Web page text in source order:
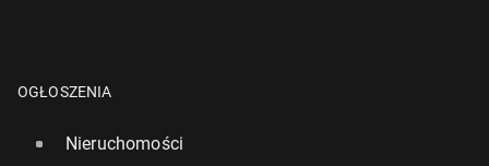
OGŁOSZENIA
Nieruchomości